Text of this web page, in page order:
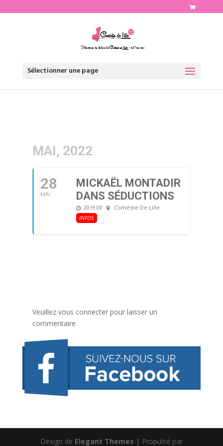
Sélectionner une page
MAI, 2022
28
MAI
MICKAËL MONTADIR
DANS SÉDUCTIONS
20 H 00
Comédie De Lille
INFOS
Veuillez vous connecter pour laisser un
commentaire.
Design de Elegant Themes | Propulsé par